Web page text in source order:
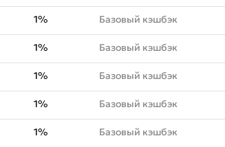
1% Базовый кэшбэк
1% Базовый кэшбэк
1% Базовый кэшбэк
1% Базовый кэшбэк
1% Базовый кэшбэк